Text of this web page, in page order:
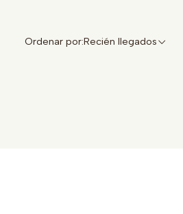
Ordenar por:Recién llegados